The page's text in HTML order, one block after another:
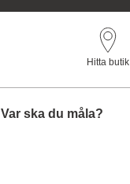
Hitta butik
Var ska du måla?